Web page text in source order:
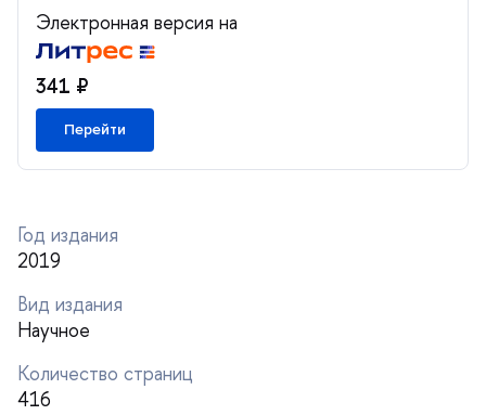
Электронная версия на
341 ₽
Перейти
Год издания
2019
ид издания
Научное
Количество страниц
416